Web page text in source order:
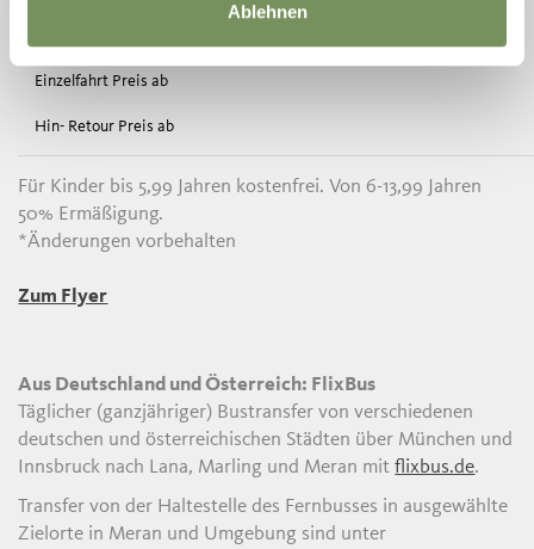
Ablehnen
Für Kinder bis 5,99 Jahren kostenfrei. Von 6-13,99 Jahren
50% Ermäßigung.
*Änderungen vorbehalten
Zum Flyer
Aus Deutschland und Österreich: FlixBus
Täglicher (ganzjähriger) Bustransfer von verschiedenen
deutschen und österreichischen Städten über München und
Innsbruck nach Lana, Marling und Meran mitflixbus.de.
Transfer von der Haltestelle des Fernbusses in ausgewählte
Zielorte in Meran und Umgebung sind unter